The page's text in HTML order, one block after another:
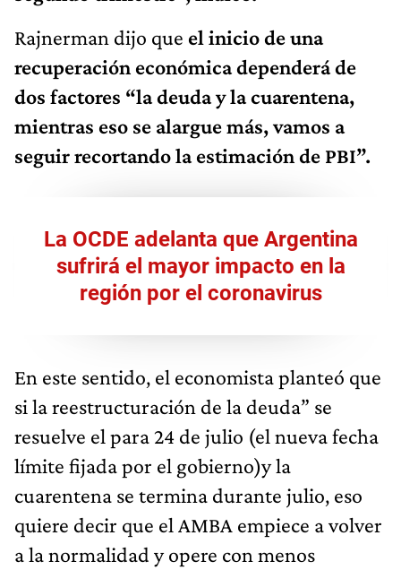
Rajnerman dijo que el inicio de una
recuperación económica dependerá de
dos factores “la deuda y la cuarentena,
mientras eso se alargue más, vamos a
seguir recortando la estimación de PBI”.
La OCDE adelanta que Argentina
sufrirá el mayor impacto en la
región por el coronavirus
En este sentido, el economista planteó que
si la reestructuración de la deuda” se
resuelve el para 24 de julio (el nueva fecha
límite fijada por el gobierno)y la
cuarentena se termina durante julio, eso
quiere decir que el AMBA empiece a volver
a la normalidad y opere con menos